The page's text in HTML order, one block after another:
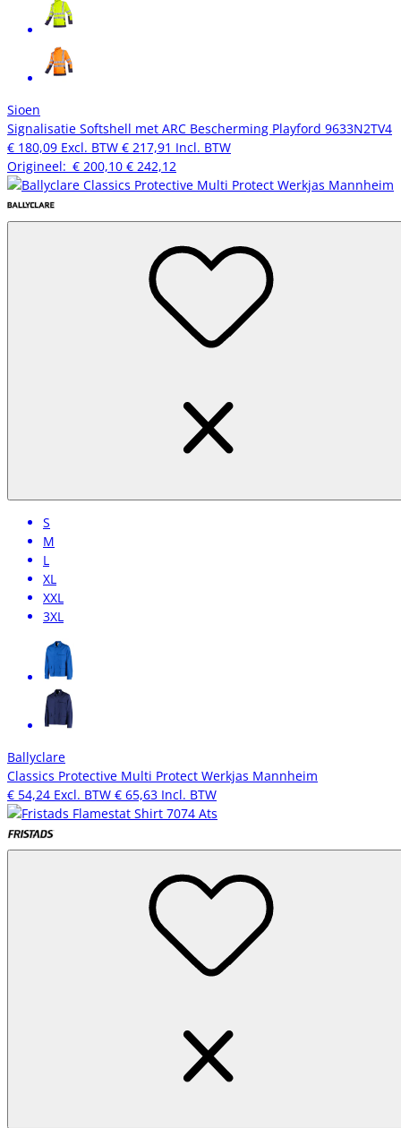
Sioen
Signalisatie Softshell met ARC Bescherming Playford 9633N2TV4
€ 180,09 Excl. BTW € 217,91 Incl. BTW
Origineel: € 200,10 € 242,12
S
M
L
XL
XXL
3XL
Ballyclare
Classics Protective Multi Protect Werkjas Mannheim
€ 54,24 Excl. BTW € 65,63 Incl. BTW